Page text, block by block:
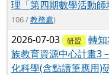
理「第四期數學活動師
106 /教務處)
2026-07-03 研習
轉
族教育資源中心計畫3
化科學(含點讀筆應用)